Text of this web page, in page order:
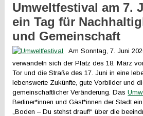
Umweltfestival am 7.
ein Tag für
und Gemeinschaft
Am Sonntag, 7. Juni
verwandeln sich der Platz des 18. März
Tor und die Straße des 17. Juni in eine
lebenswerte Zukünfte, gute Vorbilder und
gemeinschaftlicher Veränderung. Das
Berliner*innen und Gäst*innen der Stadt
„Boden – Du stehst drauf!“ über die